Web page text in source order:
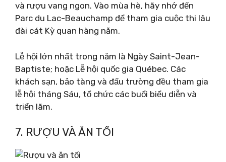
và rượu vang ngon. Vào mùa hè, hãy nhớ đến
Parc du Lac-Beauchamp để tham gia cuộc thi lâu
đài cát Kỳ quan hàng năm.
Lễ hội lớn nhất trong năm là Ngày Saint-Jean-
Baptiste; hoặc Lễ hội quốc gia Québec. Các
khách sạn, bảo tàng và đấu trường đều tham gia
lễ hội tháng Sáu, tổ chức các buổi biểu diễn và
triển lãm.
7. RƯỢU VÀ ĂN TỐI